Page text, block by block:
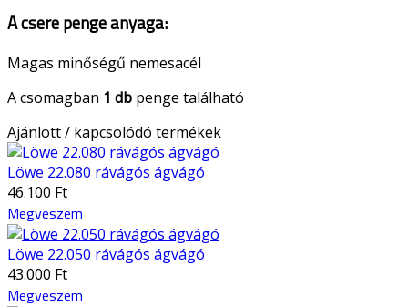
A csere penge anyaga:
Magas minőségű nemesacél
A csomagban 1 db penge található
Ajánlott / kapcsolódó termékek
Löwe 22.080 rávágós ágvágó
46.100 Ft
Megveszem
Löwe 22.050 rávágós ágvágó
43.000 Ft
Megveszem